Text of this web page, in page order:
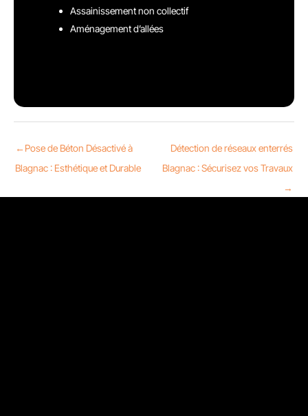
Assainissement non collectif
Aménagement d’allées
←Pose de Béton Désactivé à
Blagnac : Esthétique et Durable
Détection de réseaux enterrés
Blagnac : Sécurisez vos Travaux
→